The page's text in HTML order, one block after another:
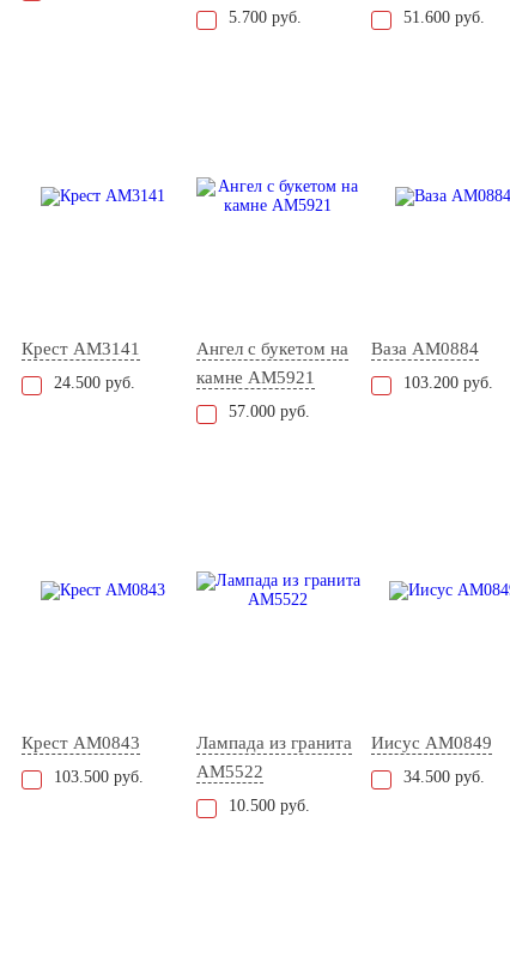
5.700 руб. 51.600 руб.
Крест AM3141
24.500 руб.
Ангел с букетом на
камне AM5921
57.000 руб.
Ваза AM0884
103.200 руб.
Крест AM0843
103.500 руб.
Лампада из гранита
AM5522
10.500 руб.
Иисус AM0849
34.500 руб.